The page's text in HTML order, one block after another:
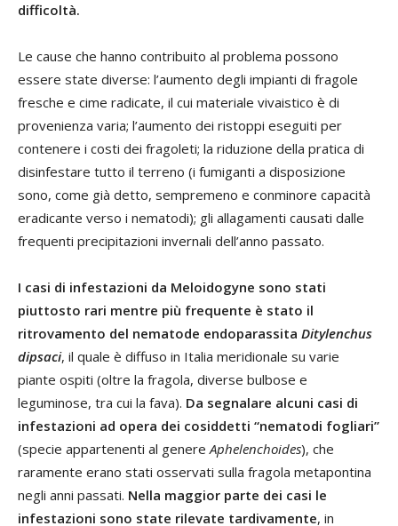
difficoltà.
Le cause che hanno contribuito al problema possono
essere state diverse: l’aumento degli impianti di fragole
fresche e cime radicate, il cui materiale vivaistico è di
provenienza varia; l’aumento dei ristoppi eseguiti per
contenere i costi dei fragoleti; la riduzione della pratica di
disinfestare tutto il terreno (i fumiganti a disposizione
sono, come già detto, sempremeno e conminore capacità
eradicante verso i nematodi); gli allagamenti causati dalle
frequenti precipitazioni invernali dell’anno passato.
I casi di infestazioni da Meloidogyne sono stati
piuttosto rari mentre più frequente è stato il
ritrovamento del nematode endoparassita Ditylenchus
dipsaci, il quale è diffuso in Italia meridionale su varie
piante ospiti (oltre la fragola, diverse bulbose e
leguminose, tra cui la fava). Da segnalare alcuni casi di
infestazioni ad opera dei cosiddetti “nematodi fogliari”
(specie appartenenti al genereAphelenchoides), che
raramente erano stati osservati sulla fragola metapontina
negli anni passati. Nella maggior parte dei casi le
infestazioni sono state rilevate tardivamente, in